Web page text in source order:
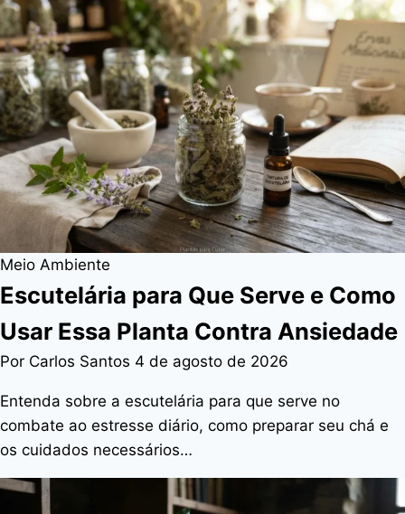
Meio Ambiente
Escutelária para Que Serve e Como
Usar Essa Planta Contra Ansiedade
Por Carlos Santos 4 de agosto de 2026
Entenda sobre a escutelária para que serve no
combate ao estresse diário, como preparar seu chá e
os cuidados necessários…